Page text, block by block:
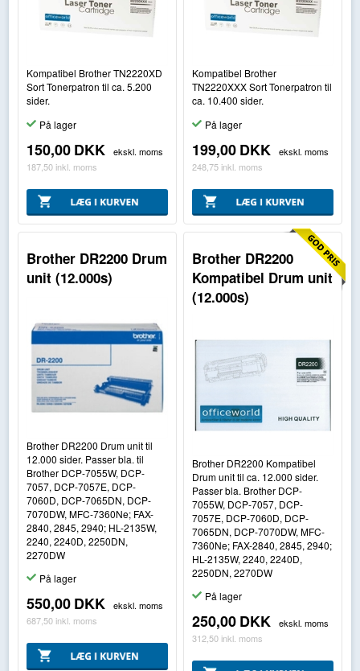
Kompatibel Brother TN2220XD
Sort Tonerpatron til ca. 5.200
sider.
På lager
150,00DKK
ekskl. moms
187,50 inkl. moms
Kompatibel Brother
TN2220XXX Sort Tonerpatron til
ca. 10.400 sider.
På lager
199,00DKK
ekskl. moms
248,75 inkl. moms
Brother DR2200 Drum
unit (12.000s)
Brother DR2200 Drum unit til
12.000 sider. Passer bla. til
Brother DCP-7055W, DCP-
7057, DCP-7057E, DCP-
7060D, DCP-7065DN, DCP-
7070DW, MFC-7360Ne; FAX-
2840, 2845, 2940; HL-2135W,
2240, 2240D, 2250DN,
2270DW
På lager
550,00DKK
ekskl. moms
687,50 inkl. moms
Brother DR2200
Kompatibel Drum unit
(12.000s)
Brother DR2200 Kompatibel
Drum unit til ca. 12.000 sider.
Passer bla. Brother DCP-
7055W, DCP-7057, DCP-
7057E, DCP-7060D, DCP-
7065DN, DCP-7070DW, MFC-
7360Ne; FAX-2840, 2845, 2940;
HL-2135W, 2240, 2240D,
2250DN, 2270DW
På lager
250,00DKK
ekskl. moms
312,50 inkl. moms